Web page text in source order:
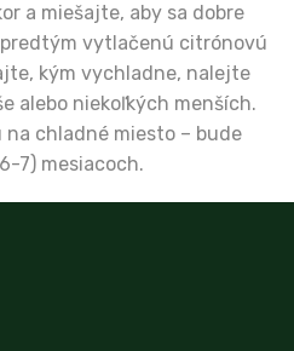
a miešajte, aby sa dobre
vytlačenú citrónovú
kým vychladne, nalejte
alebo niekoľkých menších.
chladné miesto – bude
7) mesiacoch.